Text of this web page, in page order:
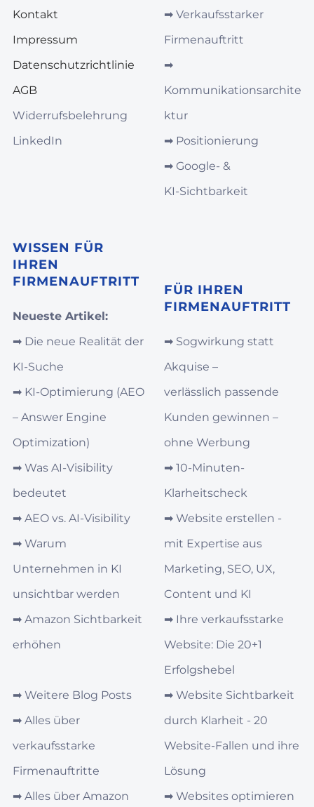
Kontakt
Impressum
Datenschutzrichtlinie
AGB
Widerrufsbelehrung
LinkedIn
WISSEN FÜR
IHREN
FIRMENAUFTRITT
Neueste Artikel:
➡︎ Die neue Realität der
KI-Suche
➡︎ KI‑Optimierung (AEO
– Answer Engine
Optimization)
➡︎ Was AI‑Visibility
bedeutet
➡︎ AEO vs. AI‑Visibility
➡︎ Warum
Unternehmen in KI
unsichtbar werden
➡︎ Amazon Sichtbarkeit
erhöhen
➡︎ Weitere Blog Posts
➡︎ Alles über
verkaufsstarke
Firmenauftritte
➡︎ Alles über Amazon
➡︎ Verkaufsstarker
Firmenauftritt
➡︎
Kommunikationsarchite
ktur
➡︎ Positionierung
➡︎ Google‑ &
KI‑Sichtbarkeit
FÜR IHREN
FIRMENAUFTRITT
➡︎ Sogwirkung statt
Akquise –
verlässlich passende
Kunden gewinnen –
ohne Werbung
➡︎ 10-Minuten-
Klarheitscheck
➡︎ Website erstellen -
mit Expertise aus
Marketing, SEO, UX,
Content und KI
➡︎ Ihre verkaufsstarke
Website: Die 20+1
Erfolgshebel
➡︎ Website Sichtbarkeit
durch Klarheit - 20
Website-Fallen und ihre
Lösung
➡︎ Websites optimieren